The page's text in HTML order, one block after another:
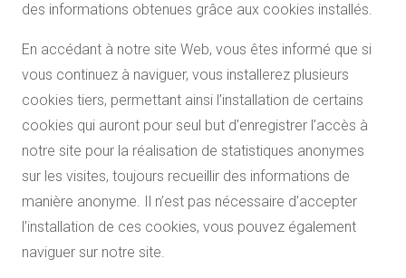
des informations obtenues grâce aux cookies installés.
En accédant à notre site Web, vous êtes informé que si
vous continuez à naviguer, vous installerez plusieurs
cookies tiers, permettant ainsi l’installation de certains
cookies qui auront pour seul but d’enregistrer l’accès à
notre site pour la réalisation de statistiques anonymes
sur les visites, toujours recueillir des informations de
manière anonyme. Il n’est pas nécessaire d’accepter
l’installation de ces cookies, vous pouvez également
naviguer sur notre site.